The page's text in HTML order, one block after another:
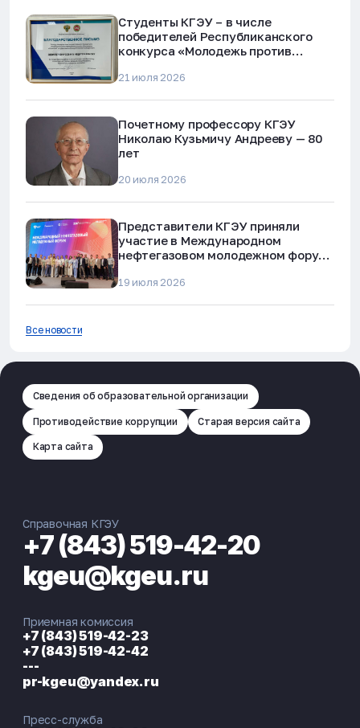
Студенты КГЭУ – в числе
победителей Республиканского
конкурса «Молодежь против
мошенничества»
21 июля 2026
Почетному профессору КГЭУ
Николаю Кузьмичу Андрееву — 80
лет
20 июля 2026
Представители КГЭУ приняли
участие в Международном
нефтегазовом молодежном форуме
19 июля 2026
Все новости
Сведения об образовательной организации
Противодействие коррупции Старая версия сайта
Карта сайта
Справочная КГЭУ
+7 (843) 519-42-20
kgeu@kgeu.ru
Приемная комиссия
+7 (843) 519-42-23
+7 (843) 519-42-42
---
pr-kgeu@yandex.ru
Пресс-служба